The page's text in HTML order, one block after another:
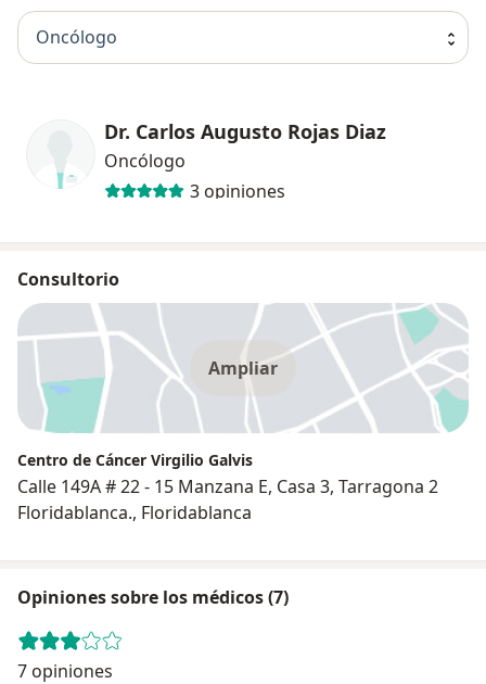
Oncólogo
Dr. Carlos Augusto Rojas Diaz
Oncólogo
3 opiniones
Consultorio
Ampliar
Centro de Cáncer Virgilio Galvis
Calle 149A # 22 - 15 Manzana E, Casa 3, Tarragona 2
Floridablanca., Floridablanca
Opiniones sobre los médicos (7)
7 opiniones